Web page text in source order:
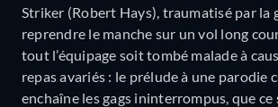
Striker (Robert Hays), traumatisé par la
reprendre le manche sur un vol long
tout l’équipage soit tombé malade à
repas avariés : le prélude à une parodie
enchaîne les gags ininterrompus, que ce